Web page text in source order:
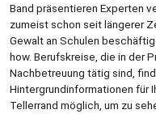
Band präsentieren Experten
zumeist schon seit längerer
Gewalt an Schulen
how. Berufskreise, die in der
Nachbetreuung tätig sind,
Hintergrundinformationen für
Tellerrand möglich, um zu